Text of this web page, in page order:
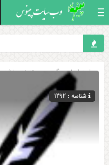
صفحه اصلی» گروه »دسته‌بندی نشده
شناسه : 1292